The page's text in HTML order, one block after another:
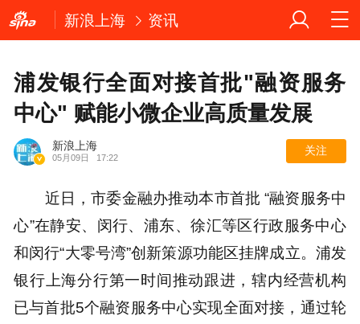
新浪上海 资讯
浦发银行全面对接首批"融资服务
中心" 赋能小微企业高质量发展
新浪上海
05月09日 17:22
关注
近日，市委金融办推动本市首批 “融资服务中
心”在静安、闵行、浦东、徐汇等区行政服务中心
和闵行“大零号湾”创新策源功能区挂牌成立。浦发
银行上海分行第一时间推动跟进，辖内经营机构
已与首批5个融资服务中心实现全面对接，通过轮